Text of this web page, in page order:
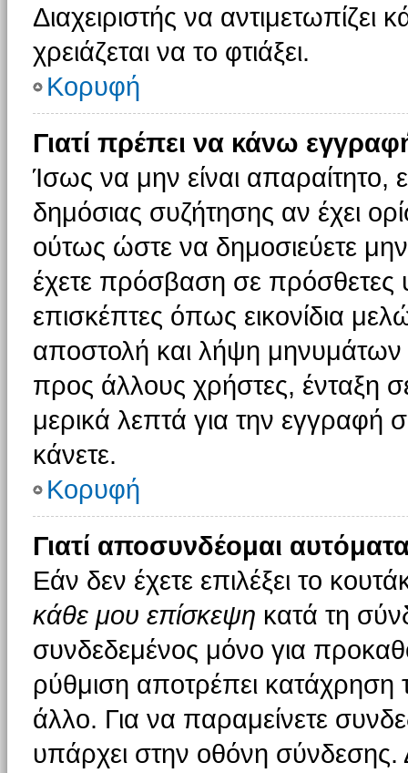
Διαχειριστής να αντιμετωπίζει
χρειάζεται να το φτιάξει.
Κορυφή
Γιατί πρέπει να κάνω
Ίσως να μην είναι απαραίτητο,
δημόσιας συζήτησης αν έχει
ούτως ώστε να δημοσιεύετε
έχετε πρόσβαση σε πρόσθετες
επισκέπτες όπως εικονίδια
αποστολή και λήψη μηνυμάτων
προς άλλους χρήστες, ένταξη
μερικά λεπτά για την
κάνετε.
Κορυφή
Γιατί αποσυνδέομαι
Εάν δεν έχετε επιλέξει το
κάθε μου επίσκεψη κατά τη
συνδεδεμένος μόνο για
ρύθμιση αποτρέπει
άλλο. Για να παραμείνετε
υπάρχει στην οθόνη σύνδεσης.